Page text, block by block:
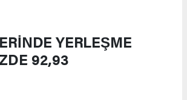
YERLEŞME
92,93